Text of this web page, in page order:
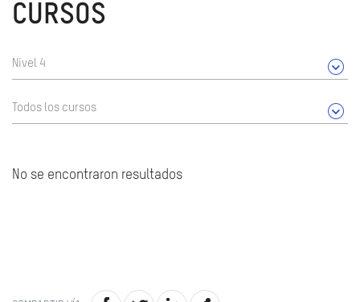
CURSOS
Nivel 4
Todos los cursos
No se encontraron resultados